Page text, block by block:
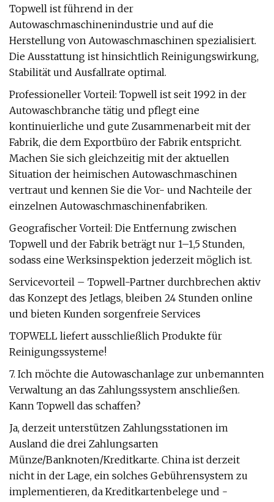
Topwell ist führend in der
Autowaschmaschinenindustrie und auf die
Herstellung von Autowaschmaschinen spezialisiert.
Die Ausstattung ist hinsichtlich Reinigungswirkung,
Stabilität und Ausfallrate optimal.
Professioneller Vorteil: Topwell ist seit 1992 in der
Autowaschbranche tätig und pflegt eine
kontinuierliche und gute Zusammenarbeit mit der
Fabrik, die dem Exportbüro der Fabrik entspricht.
Machen Sie sich gleichzeitig mit der aktuellen
Situation der heimischen Autowaschmaschinen
vertraut und kennen Sie die Vor- und Nachteile der
einzelnen Autowaschmaschinenfabriken.
Geografischer Vorteil: Die Entfernung zwischen
Topwell und der Fabrik beträgt nur 1–1,5 Stunden,
sodass eine Werksinspektion jederzeit möglich ist.
Servicevorteil – Topwell-Partner durchbrechen aktiv
das Konzept des Jetlags, bleiben 24 Stunden online
und bieten Kunden sorgenfreie Services
TOPWELL liefert ausschließlich Produkte für
Reinigungssysteme!
7. Ich möchte die Autowaschanlage zur unbemannten
Verwaltung an das Zahlungssystem anschließen.
Kann Topwell das schaffen?
Ja, derzeit unterstützen Zahlungsstationen im
Ausland die drei Zahlungsarten
Münze/Banknoten/Kreditkarte. China ist derzeit
nicht in der Lage, ein solches Gebührensystem zu
implementieren, da Kreditkartenbelege und -